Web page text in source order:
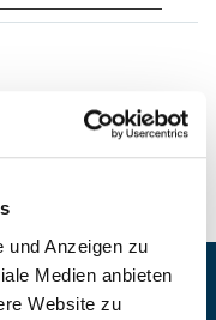
und Anzeigen zu
Medien anbieten
Website zu